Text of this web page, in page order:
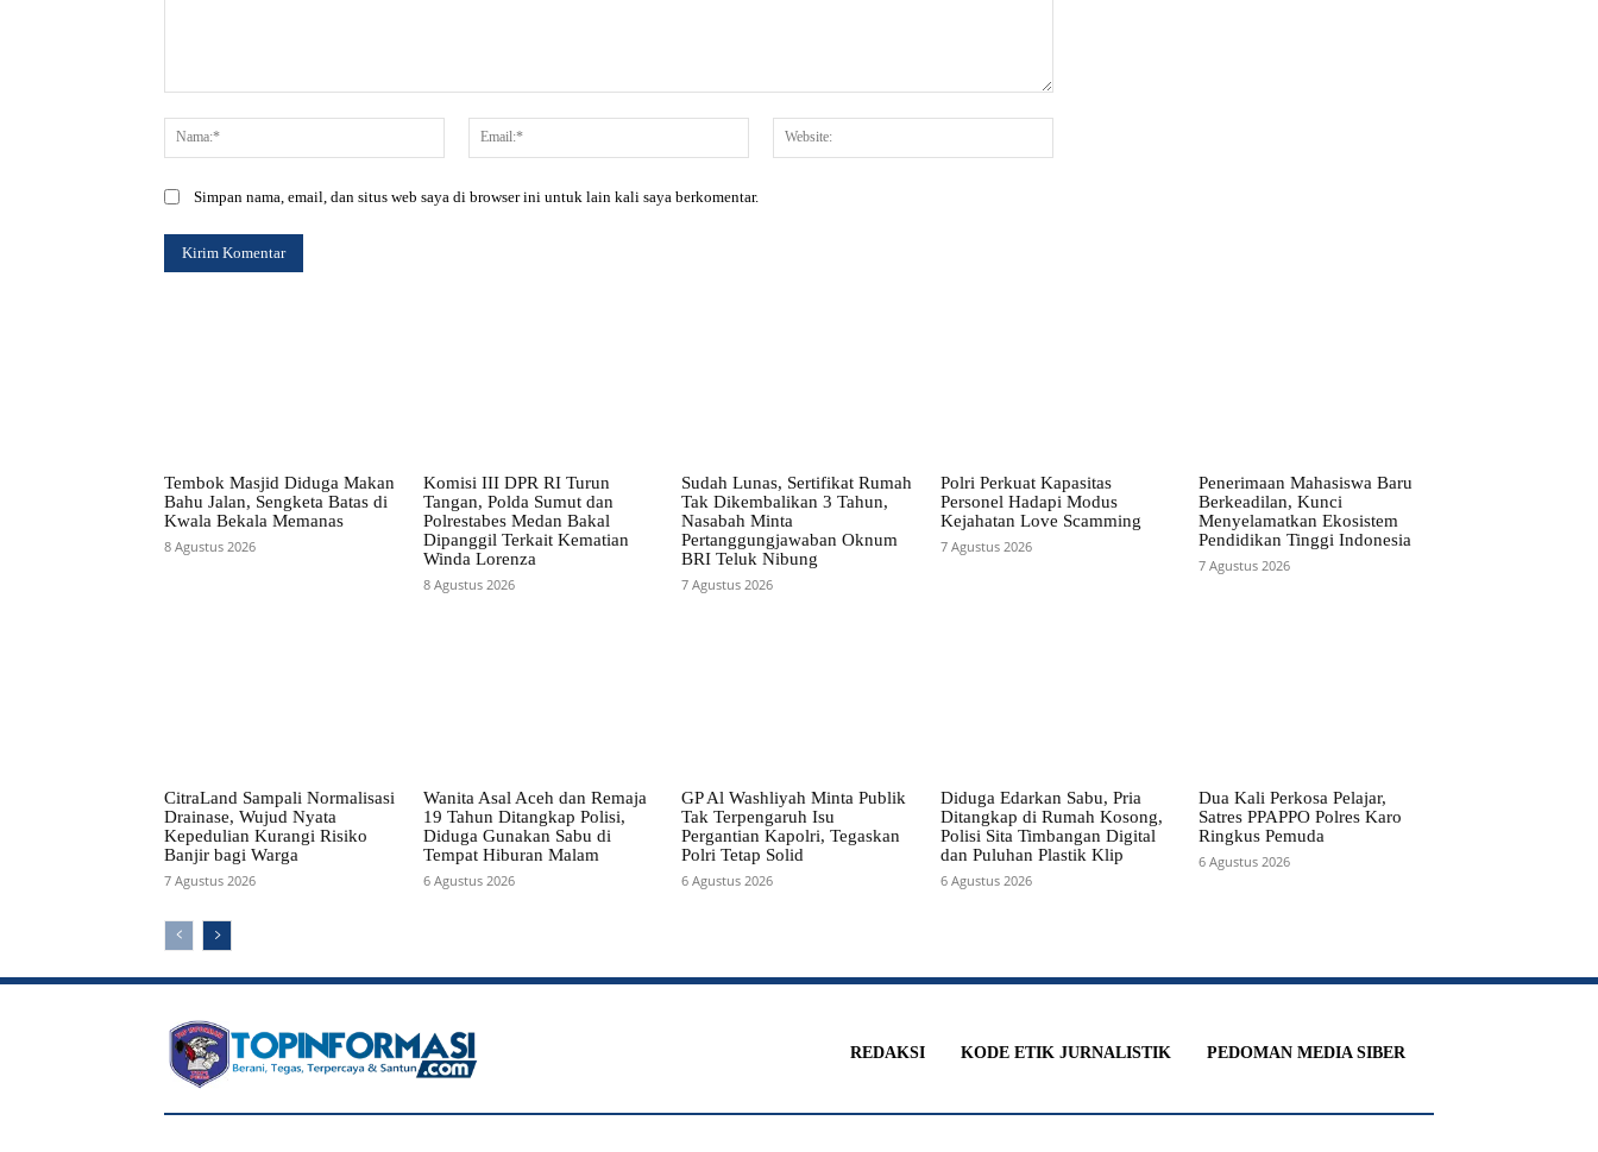
Nama:*
Email:*
Simpan nama, email, dan situs web saya di browser ini untuk lain kali saya berkomentar.
Tembok Masjid Diduga Makan
Bahu Jalan, Sengketa Batas di
Kwala Bekala Memanas
8 Agustus 2026
Komisi III DPR RI Turun
Tangan, Polda Sumut dan
Polrestabes Medan Bakal
Dipanggil Terkait Kematian
Winda Lorenza
8 Agustus 2026
Sudah Lunas, Sertifikat Rumah
Tak Dikembalikan 3 Tahun,
Nasabah Minta
Pertanggungjawaban Oknum
BRI Teluk Nibung
7 Agustus 2026
Polri Perkuat Kapasitas
Personel Hadapi Modus
Kejahatan Love Scamming
7 Agustus 2026
Penerimaan Mahasiswa Baru
Berkeadilan, Kunci
Menyelamatkan Ekosistem
Pendidikan Tinggi Indonesia
7 Agustus 2026
CitraLand Sampali Normalisasi
Drainase, Wujud Nyata
Kepedulian Kurangi Risiko
Banjir bagi Warga
7 Agustus 2026
Wanita Asal Aceh dan Remaja
19 Tahun Ditangkap Polisi,
Diduga Gunakan Sabu di
Tempat Hiburan Malam
6 Agustus 2026
GP Al Washliyah Minta Publik
Tak Terpengaruh Isu
Pergantian Kapolri, Tegaskan
Polri Tetap Solid
6 Agustus 2026
Diduga Edarkan Sabu, Pria
Ditangkap di Rumah Kosong,
Polisi Sita Timbangan Digital
dan Puluhan Plastik Klip
6 Agustus 2026
Dua Kali Perkosa Pelajar,
Satres PPAPPO Polres Karo
Ringkus Pemuda
6 Agustus 2026
REDAKSI KODE ETIK JURNALISTIK PEDOMAN MEDIA SIBER